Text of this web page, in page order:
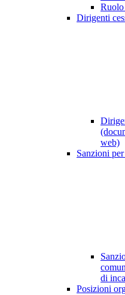
Dirigenti
web)
Sanzioni
di
Posizioni